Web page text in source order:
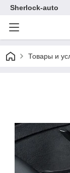
Sherlock-auto
Товары и